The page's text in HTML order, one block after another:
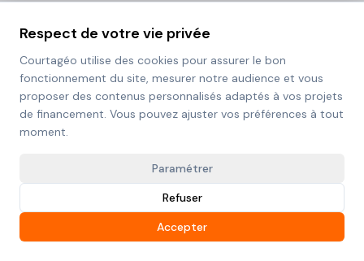
Respect de votre vie privée
Courtagéo utilise des cookies pour assurer le bon
fonctionnement du site, mesurer notre audience et vous
proposer des contenus personnalisés adaptés à vos projets
de financement. Vous pouvez ajuster vos préférences à tout
moment.
Paramétrer
Refuser
Accepter